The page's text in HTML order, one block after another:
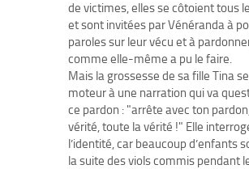
de victimes, elles se côtoient tous
et sont invitées par Vénéranda à
paroles sur leur vécu et à
comme elle-même a pu le faire.
Mais la grossesse de sa fille Tina
moteur à une narration qui va
ce pardon : "arrête avec ton
vérité, toute la vérité !" Elle
l’identité, car beaucoup d’enfants
la suite des viols commis pendant